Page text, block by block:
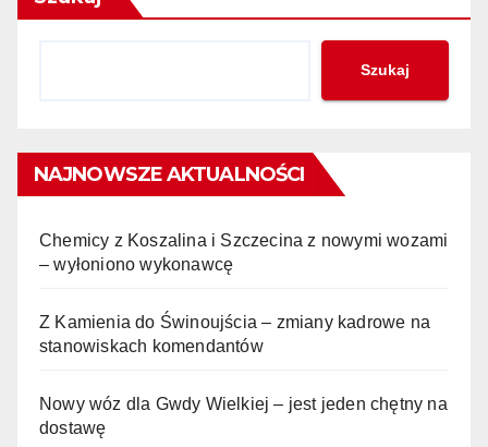
Szukaj
NAJNOWSZE AKTUALNOŚCI
Chemicy z Koszalina i Szczecina z nowymi wozami
– wyłoniono wykonawcę
Z Kamienia do Świnoujścia – zmiany kadrowe na
stanowiskach komendantów
Nowy wóz dla Gwdy Wielkiej – jest jeden chętny na
dostawę